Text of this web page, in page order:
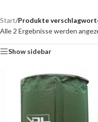
Start/Produkte
Alle 2 Ergebnisse werden
Show sidebar